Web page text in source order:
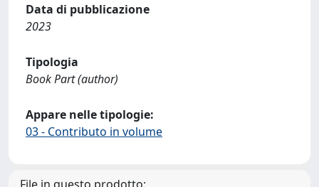
Data di pubblicazione
2023
Tipologia
Book Part (author)
Appare nelle tipologie:
03 - Contributo in volume